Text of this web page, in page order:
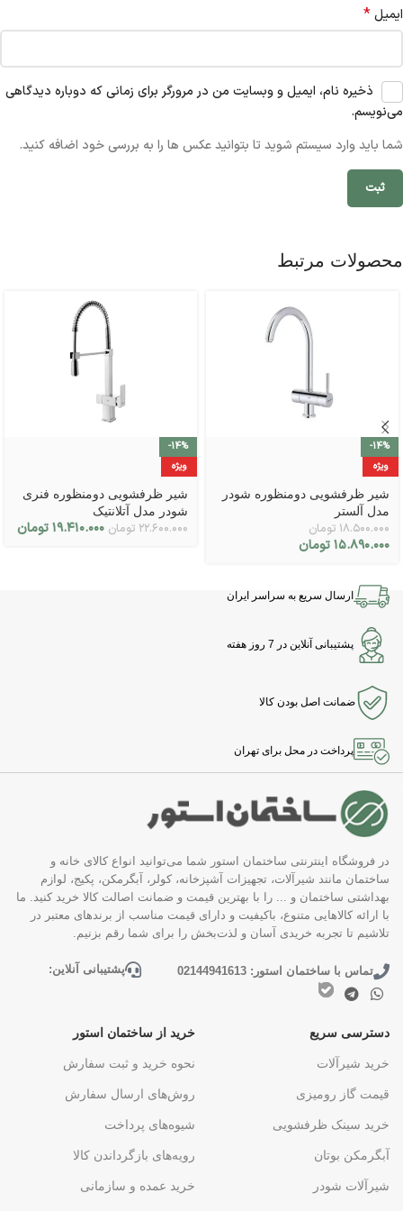
ایمیل*
ذخیره نام، ایمیل و وبسایت من در مرورگر برای زمانی که دوباره دیدگاهی
می‌نویسم.
شما باید وارد سیستم شوید تا بتوانید عکس ها را به بررسی خود اضافه کنید.
محصولات مرتبط
-14%
ویژه
شیر ظرفشویی دومنظوره شودر
مدل آلستر
۱۸.۵۰۰.۰۰۰ تومان
۱۵.۸۹۰.۰۰۰تومان
-14%
ویژه
شیر ظرفشویی دومنظوره فنری
شودر مدل آتلانتیک
۲۲.۶۰۰.۰۰۰ تومان ۱۹.۴۱۰.۰۰۰تومان
ارسال سریع به سراسر ایران
پشتیبانی آنلاین در 7 روز هفته
ضمانت اصل بودن کالا
پرداخت در محل برای تهران
در فروشگاه اینترنتی ساختمان استور شما می‌توانید انواع کالای خانه و
ساختمان مانند شیرآلات، تجهیزات آشپزخانه، کولر، آبگرمکن، پکیج، لوازم
بهداشتی ساختمان و ... را با بهترین قیمت و ضمانت اصالت کالا خرید کنید. ما
با ارائه کالاهایی متنوع، باکیفیت و دارای قیمت مناسب از برندهای معتبر در
تلاشیم تا تجربه خریدی آسان و لذت‌بخش را برای شما رقم بزنیم.
تماس با ساختمان استور: 02144941613 پشتیبانی آنلاین:
دسترسی سریع
خرید شیرآلات
قیمت گاز رومیزی
خرید سینک ظرفشویی
آبگرمکن بوتان
شیرآلات شودر
خرید از ساختمان استور
نحوه خرید و ثبت سفارش
روش‌های ارسال سفارش
شیوه‌های پرداخت
رویه‌های بازگرداندن کالا
خرید عمده و سازمانی